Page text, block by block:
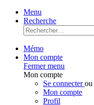
Menu
Recherche
Mémo
Mon compte
Fermer menu
Mon compte
Se connecterou
Mon compte
Profil